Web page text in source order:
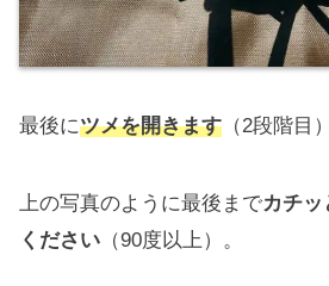
最後にツメを開きます （2段階目
上の写真のように最後までカチ
ください （90度以上）。